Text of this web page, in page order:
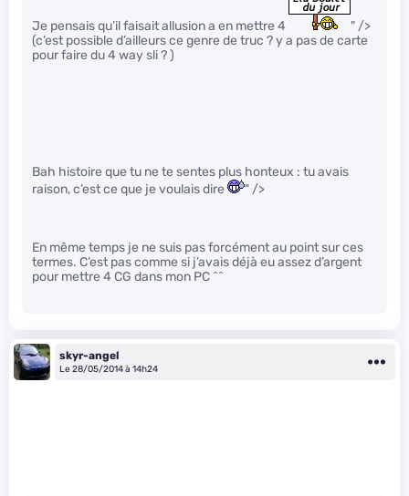
Je pensais qu’il faisait allusion a en mettre 4
" />
(c’est possible d’ailleurs ce genre de truc ? y a pas de carte
pour faire du 4 way sli ? )
Bah histoire que tu ne te sentes plus honteux : tu avais
raison, c’est ce que je voulais dire
" />
En même temps je ne suis pas forcément au point sur ces
termes. C’est pas comme si j’avais déjà eu assez d’argent
pour mettre 4 CG dans mon PC ^^
skyr-angel
Le 28/05/2014 à 14h24